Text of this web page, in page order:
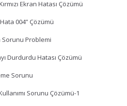
Ekran Hatası Çözümü
004” Çözümü
Sorunu Problemi
Durdurdu Hatası Çözümü
Sorunu
Sorunu Çözümü-1